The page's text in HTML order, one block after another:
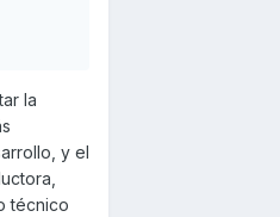
la
y el
técnico